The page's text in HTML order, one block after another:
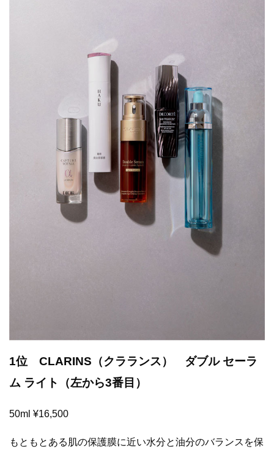
1位 CLARINS（クラランス） ダブル セーラ
ム ライト（左から3番目）
50ml ¥16,500
もともとある肌の保護膜に近い水分と油分のバランスを保